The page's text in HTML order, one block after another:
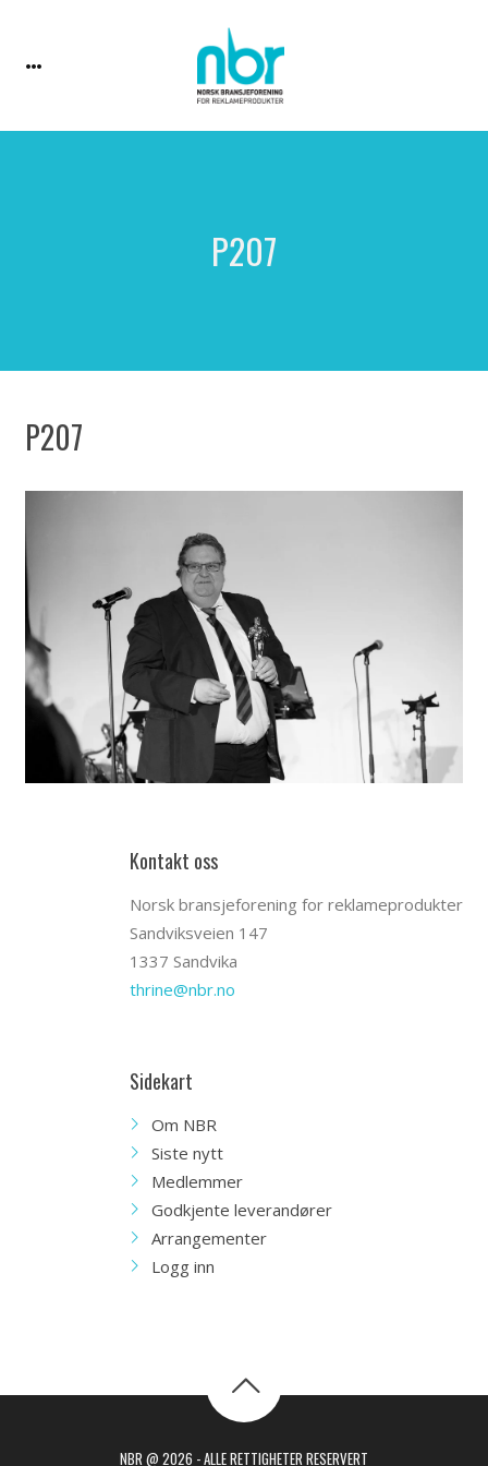
P207
P207
Kontakt oss
Norsk bransjeforening for reklameprodukter
Sandviksveien 147
1337 Sandvika
thrine@nbr.no
Sidekart
Om NBR
Siste nytt
Medlemmer
Godkjente leverandører
Arrangementer
Logg inn
NBR @ 2026 - ALLE RETTIGHETER RESERVERT